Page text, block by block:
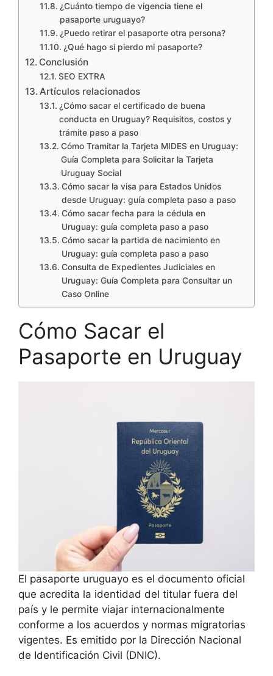
¿Cuánto tiempo de vigencia tiene el
pasaporte uruguayo?
¿Puedo retirar el pasaporte otra persona?
¿Qué hago si pierdo mi pasaporte?
Conclusión
SEO EXTRA
Artículos relacionados
¿Cómo sacar el certificado de buena
conducta en Uruguay? Requisitos, costos y
trámite paso a paso
Cómo Tramitar la Tarjeta MIDES en Uruguay:
Guía Completa para Solicitar la Tarjeta
Uruguay Social
Cómo sacar la visa para Estados Unidos
desde Uruguay: guía completa paso a paso
Cómo sacar fecha para la cédula en
Uruguay: guía completa paso a paso
Cómo sacar la partida de nacimiento en
Uruguay: guía completa paso a paso
Consulta de Expedientes Judiciales en
Uruguay: Guía Completa para Consultar un
Caso Online
Cómo Sacar el
Pasaporte en Uruguay
El pasaporte uruguayo es el documento oficial
que acredita la identidad del titular fuera del
país y le permite viajar internacionalmente
conforme a los acuerdos y normas migratorias
vigentes. Es emitido por la Dirección Nacional
de Identificación Civil (DNIC).